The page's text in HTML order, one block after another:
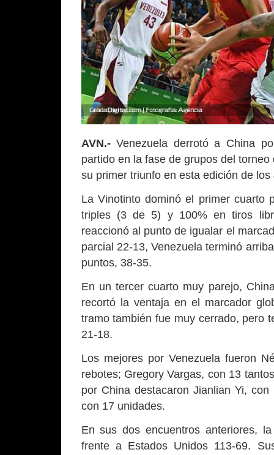
AVN.-Venezuela derrotó a China
partido en la fase de grupos del
su primer triunfo en esta edición de
La Vinotinto dominó el primer cuarto
triples (3 de 5) y 100% en tiros
reaccionó al punto de igualar el
parcial 22-13, Venezuela terminó
puntos, 38-35.
En un tercer cuarto muy parejo,
recortó la ventaja en el marcador
tramo también fue muy cerrado, pero
21-18.
Los mejores por Venezuela fueron
rebotes; Gregory Vargas, con 13
por China destacaron Jianlian Yi,
con 17 unidades.
En sus dos encuentros anteriores,
frente a Estados Unidos 113-69.